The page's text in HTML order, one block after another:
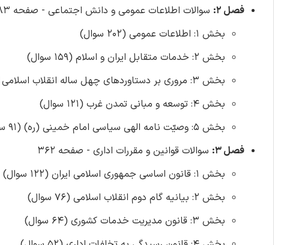
فصل 2:
سوالات اطلاعات عمومی و دانش اجتماعی - صفحه 183
بخش 1: اطلاعات عمومی (202 سوال)
بخش 2: خدمات متقابل ایران و اسلام (159 سوال)
بخش 3: مروری بر دستاوردهای چهل ساله انقلاب اسلامی ایران (129 سوال)
بخش 4: توسعه و مبانی تمدن غرب (121 سوال)
بخش 5: وصیّت نامه الهی سیاسی امام خمینی (ره) (91 سوال)
فصل 3:
سوالات قوانین و مقررات اداری - صفحه 362
بخش 1: قانون اساسی جمهوری اسلامی ایران (122 سوال)
بخش 2: بیانیه گام دوم انقلاب اسلامی (76 سوال)
بخش 3: قانون مدیریت خدمات کشوری (64 سوال)